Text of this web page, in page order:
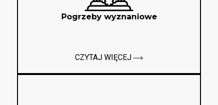
Pogrzeby wyznaniowe
CZYTAJ WIĘCEJ